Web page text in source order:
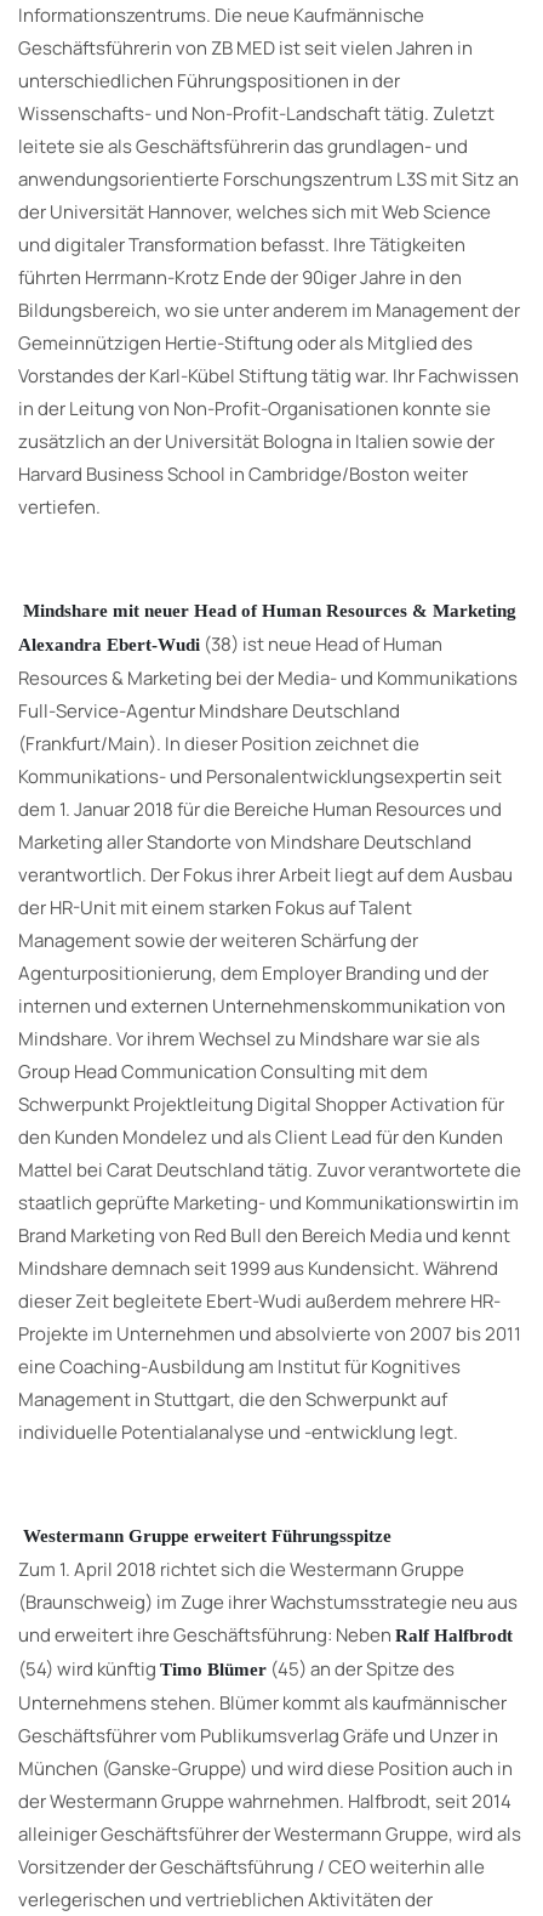
Informationszentrums. Die neue Kaufmännische
Geschäftsführerin von ZB MED ist seit vielen Jahren in
unterschiedlichen Führungspositionen in der
Wissenschafts- und Non-Profit-Landschaft tätig. Zuletzt
leitete sie als Geschäftsführerin das grundlagen- und
anwendungsorientierte Forschungszentrum L3S mit Sitz an
der Universität Hannover, welches sich mit Web Science
und digitaler Transformation befasst. Ihre Tätigkeiten
führten Herrmann-Krotz Ende der 90iger Jahre in den
Bildungsbereich, wo sie unter anderem im Management der
Gemeinnützigen Hertie-Stiftung oder als Mitglied des
Vorstandes der Karl-Kübel Stiftung tätig war. Ihr Fachwissen
in der Leitung von Non-Profit-Organisationen konnte sie
zusätzlich an der Universität Bologna in Italien sowie der
Harvard Business School in Cambridge/Boston weiter
vertiefen.
Mindshare mit neuer Head of Human Resources & Marketing
Alexandra Ebert-Wudi (38) ist neue Head of Human
Resources & Marketing bei der Media- und Kommunikations
Full-Service-Agentur Mindshare Deutschland
(Frankfurt/Main). In dieser Position zeichnet die
Kommunikations- und Personalentwicklungsexpertin seit
dem 1. Januar 2018 für die Bereiche Human Resources und
Marketing aller Standorte von Mindshare Deutschland
verantwortlich. Der Fokus ihrer Arbeit liegt auf dem Ausbau
der HR-Unit mit einem starken Fokus auf Talent
Management sowie der weiteren Schärfung der
Agenturpositionierung, dem Employer Branding und der
internen und externen Unternehmenskommunikation von
Mindshare. Vor ihrem Wechsel zu Mindshare war sie als
Group Head Communication Consulting mit dem
Schwerpunkt Projektleitung Digital Shopper Activation für
den Kunden Mondelez und als Client Lead für den Kunden
Mattel bei Carat Deutschland tätig. Zuvor verantwortete die
staatlich geprüfte Marketing- und Kommunikationswirtin im
Brand Marketing von Red Bull den Bereich Media und kennt
Mindshare demnach seit 1999 aus Kundensicht. Während
dieser Zeit begleitete Ebert-Wudi außerdem mehrere HR-
Projekte im Unternehmen und absolvierte von 2007 bis 2011
eine Coaching-Ausbildung am Institut für Kognitives
Management in Stuttgart, die den Schwerpunkt auf
individuelle Potentialanalyse und -entwicklung legt.
Westermann Gruppe erweitert Führungsspitze
Zum 1. April 2018 richtet sich die Westermann Gruppe
(Braunschweig) im Zuge ihrer Wachstumsstrategie neu aus
und erweitert ihre Geschäftsführung: Neben Ralf Halfbrodt
(54) wird künftig Timo Blümer (45) an der Spitze des
Unternehmens stehen. Blümer kommt als kaufmännischer
Geschäftsführer vom Publikumsverlag Gräfe und Unzer in
München (Ganske-Gruppe) und wird diese Position auch in
der Westermann Gruppe wahrnehmen. Halfbrodt, seit 2014
alleiniger Geschäftsführer der Westermann Gruppe, wird als
Vorsitzender der Geschäftsführung / CEO weiterhin alle
verlegerischen und vertrieblichen Aktivitäten der